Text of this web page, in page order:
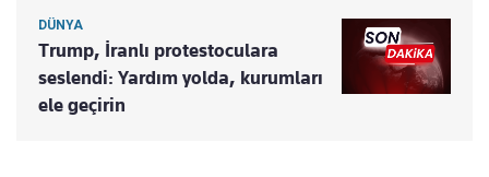
DÜNYA
Trump, İranlı protestoculara
seslendi: Yardım yolda, kurumları
ele geçirin